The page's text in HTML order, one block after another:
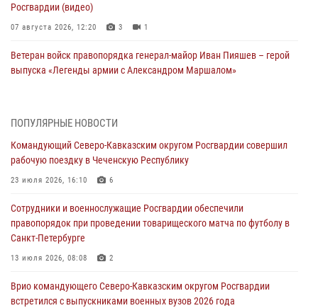
Росгвардии (видео)
07 августа 2026, 12:20 3 1
Ветеран войск правопорядка генерал-майор Иван Пияшев – герой
выпуска «Легенды армии с Александром Маршалом»
Представители ФСБ России по Уральскому округу Росгвардии и
Кузнецова
07 августа 2026, 12:00
Смольного собора в Санкт-Петербурге (видео)
07 августа 2026, 11:34
В Курске росгвардейцы провели занятие по основам
07 августа 2026, 11:33
ПОПУЛЯРНЫЕ НОВОСТИ
Командующий Северо-Кавказским округом Росгвардии совершил
рабочую поездку в Чеченскую Республику
23 июля 2026, 16:10 6
Сотрудники и военнослужащие Росгвардии обеспечили
правопорядок при проведении товарищеского матча по футболу в
Санкт-Петербурге
13 июля 2026, 08:08 2
Врио командующего Северо-Кавказским округом Росгвардии
встретился с выпускниками военных вузов 2026 года